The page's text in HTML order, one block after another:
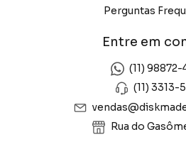
Perguntas
Entre em
(11)
(11) 3313-
Rua do